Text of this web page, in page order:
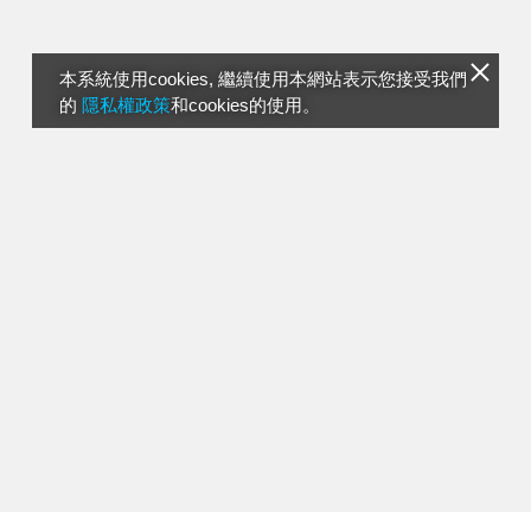
本系統使用cookies, 繼續使用本網站表示您接受我們
的 隱私權政策和cookies的使用。